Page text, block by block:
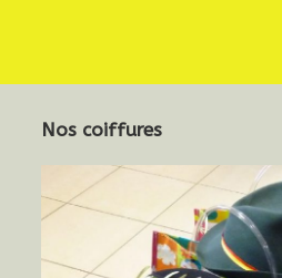
Nos coiffures